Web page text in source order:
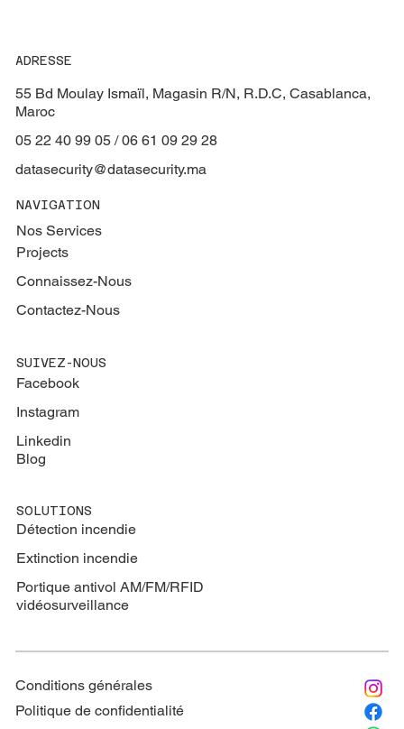
ADRESSE
55 Bd Moulay Ismaïl, Magasin R/N, R.D.C, Casablanca,
Maroc
05 22 40 99 05 / 06 61 09 29 28
datasecurity@datasecurity.ma
NAVIGATION
Nos Services
Projects
Connaissez-Nous
Contactez-Nous
SUIVEZ-NOUS
Facebook
Instagram
Linkedin
Blog
SOLUTIONS
Détection incendie
Extinction incendie
Portique antivol AM/FM/RFID
vidéosurveillance
Conditions générales
Politique de confidentialité